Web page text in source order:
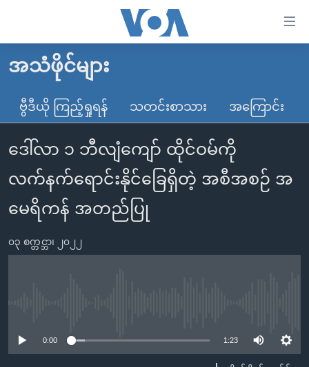
လွယ်ကူ
သည့်
Link
များ
ပင်မ
အကြောင်းအရာ
ကျော်
ကြည့်
မူလစာမျက်နှာ
မြန်မာ
ကမ္ဘာ့သတင်းများ
နိုင်ငံတကာ
အမေရိကန်
တရုတ်
အစ္စရေး-ပါလက်စတိုင်း
ဗွီဒီယို
သတင်းလွတ်လပ်ခွင့်
ရပ်ဝန်းတခု လမ်းတခု အလွန်
အင်္ဂလိပ်စာလေ့လာမယ်
အမေရိကန်သုံးအီဒီယံ
အပတ်စဉ်ကဏ္ဍများ
အသံဖိုင်များ
ဗွီဒီယို ကြည့်ရှုရန် သတင်းစာသား အကြောင်း
ဒေါ်လာ ၁ ဘီလျံကျော် ထိုင်ဝမ်ကို
လက်နက်ရောင်းနိုင်ခြေရှိတဲ့ အစီအစဉ် အ
မေရိကန် အတည်ပြု
၀၃ စက္တင္ဘာ၊ ၂၀၂၂
0:00 1:23